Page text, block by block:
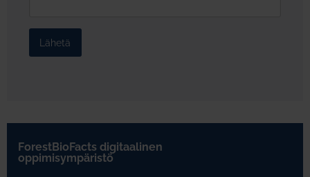
ForestBioFacts digitaalinen
oppimisympäristö